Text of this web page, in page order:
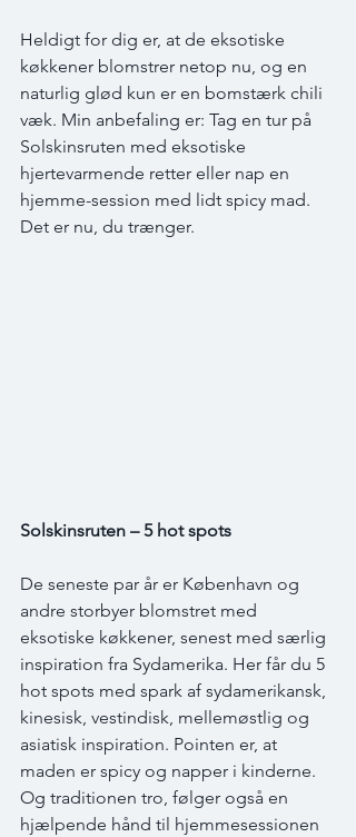
Heldigt for dig er, at de eksotiske
køkkener blomstrer netop nu, og en
naturlig glød kun er en bomstærk chili
væk. Min anbefaling er: Tag en tur på
Solskinsruten med eksotiske
hjertevarmende retter eller nap en
hjemme-session med lidt spicy mad.
Det er nu, du trænger.
Solskinsruten – 5 hot spots
De seneste par år er København og
andre storbyer blomstret med
eksotiske køkkener, senest med særlig
inspiration fra Sydamerika. Her får du 5
hot spots med spark af sydamerikansk,
kinesisk, vestindisk, mellemøstlig og
asiatisk inspiration. Pointen er, at
maden er spicy og napper i kinderne.
Og traditionen tro, følger også en
hjælpende hånd til hjemmesessionen